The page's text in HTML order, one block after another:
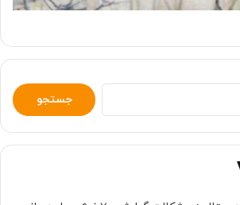
جستجو
برای: